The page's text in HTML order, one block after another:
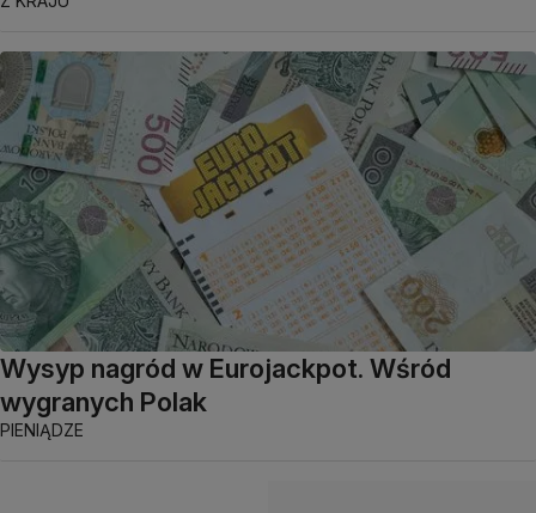
Wysyp nagród w Eurojackpot. Wśród
wygranych Polak
PIENIĄDZE